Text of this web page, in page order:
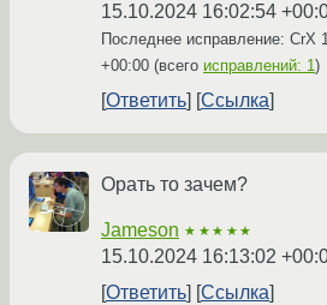
15.10.2024 16:02:54
Последнее исправление: CrX
+00:00 (всего исправлений: 1)
Ответить Ссылка
Орать то зачем?
Jameson ★★★★★
15.10.2024 16:13:02
Ответить
Ссылка